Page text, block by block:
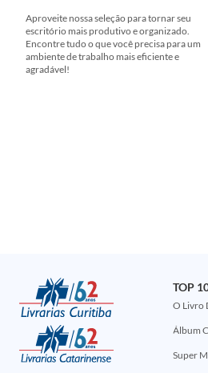
Aproveite nossa seleção para tornar seu
escritório mais produtivo e organizado.
Encontre tudo o que você precisa para um
ambiente de trabalho mais eficiente e
agradável!
TOP
O Livro
Álbum
Super